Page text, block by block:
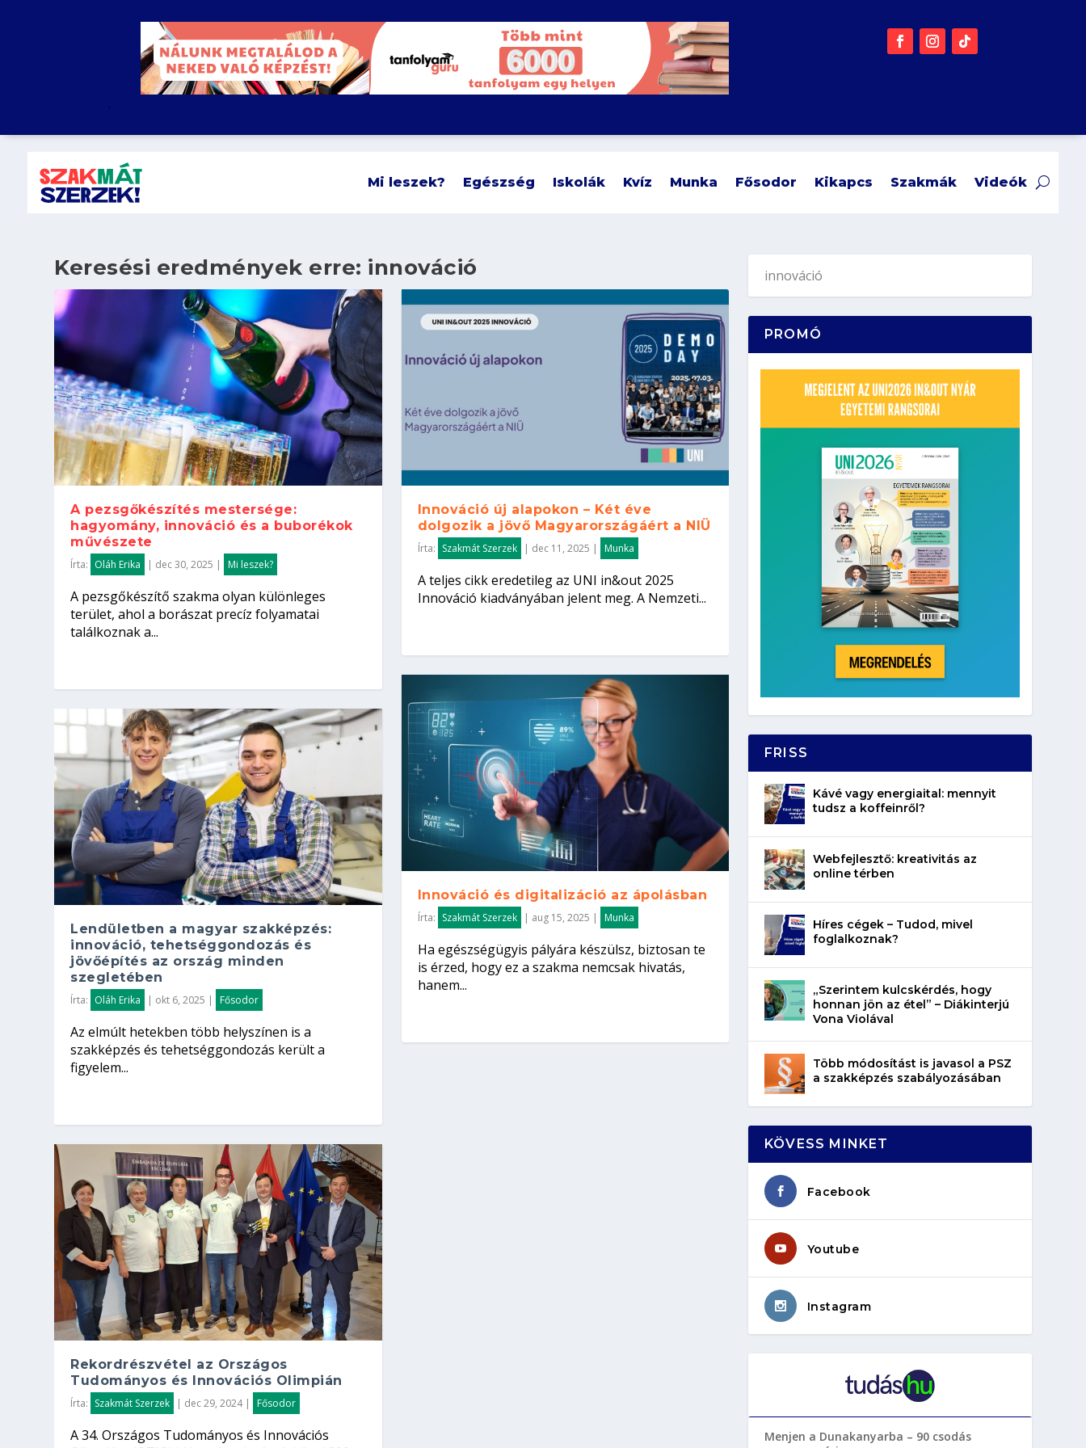
.
Mi leszek? Egészség Iskolák Kvíz Munka Fősodor Kikapcs Szakmák Videók
Keresési eredmények erre: innováció
A pezsgőkészítés mestersége:
hagyomány, innováció és a buborékok
művészete
Írta: Oláh Erika | dec 30, 2025 | Mi leszek?
A pezsgőkészítő szakma olyan különleges
terület, ahol a borászat precíz folyamatai
találkoznak a...
Lendületben a magyar szakképzés:
innováció, tehetséggondozás és
jövőépítés az ország minden
szegletében
Írta: Oláh Erika | okt 6, 2025 | Fősodor
Az elmúlt hetekben több helyszínen is a
szakképzés és tehetséggondozás került a
figyelem...
Rekordrészvétel az Országos
Tudományos és Innovációs Olimpián
Írta: Szakmát Szerzek | dec 29, 2024| Fősodor
A 34. Országos Tudományos és Innovációs
Innováció új alapokon – Két éve
dolgozik a jövő Magyarországáért a NIÜ
Írta: Szakmát Szerzek | dec 11, 2025 | Munka
A teljes cikk eredetileg az UNI in&out 2025
Innováció kiadványában jelent meg. A Nemzeti...
Innováció és digitalizáció az ápolásban
Írta: Szakmát Szerzek | aug 15, 2025 | Munka
Ha egészségügyis pályára készülsz, biztosan te
is érzed, hogy ez a szakma nemcsak hivatás,
hanem...
PROMÓ
FRISS
Kávé vagy energiaital: mennyit
tudsz a koffeinről?
Webfejlesztő: kreativitás az
online térben
Híres cégek – Tudod, mivel
foglalkoznak?
„Szerintem kulcskérdés, hogy
honnan jön az étel” – Diákinterjú
Vona Violával
Több módosítást is javasol a PSZ
a szakképzés szabályozásában
KÖVESS MINKET
Facebook
Youtube
Instagram
Menjen a Dunakanyarba – 90 csodás